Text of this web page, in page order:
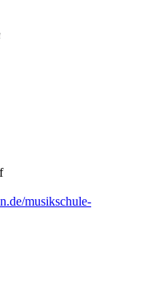
musikschule-